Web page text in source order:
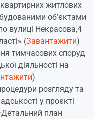
житлових
об’єктами
вулиці Некрасова,4
(Завантажити)
тимчасових споруд
діяльності на
)
розгляду та
у проєкті
план